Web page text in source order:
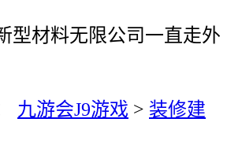
型材料无限公司一直走外
九游会J9游戏 > 装修建